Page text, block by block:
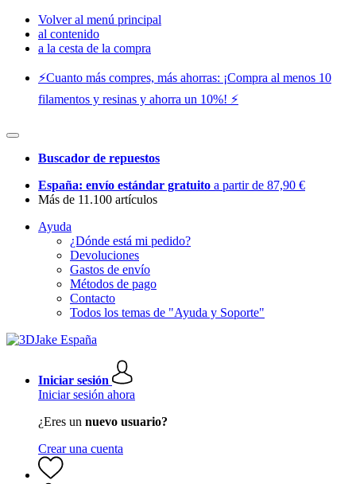
Volver al menú principal
al contenido
a la cesta de la compra
⚡️Cuanto más compres, más ahorras: ¡Compra al menos 10
filamentos y resinas y ahorra un 10%! ⚡️
Buscador de repuestos
España: envío estándar gratuito a partir de 87,90 €
Más de 11.100 artículos
Ayuda
¿Dónde está mi pedido?
Devoluciones
Gastos de envío
Métodos de pago
Contacto
Todos los temas de "Ayuda y Soporte"
Iniciar sesión
Iniciar sesión ahora
¿Eres un nuevo usuario?
Crear una cuenta